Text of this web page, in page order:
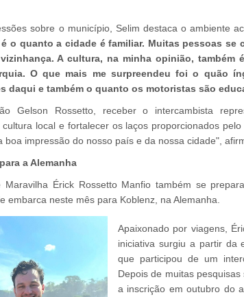
sobre o município, Selim destaca o ambiente
o quanto a cidade é familiar. Muitas pessoas se
A cultura, na minha opinião, também
O que mais me surpreendeu foi o quão
daqui e também o quanto os motoristas são
Gelson Rossetto, receber o intercambista
local e fortalecer os laços proporcionados
boa impressão do nosso país e da nossa cidade",
a Alemanha
Maravilha Érick Rossetto Manfio também se
embarca neste mês para Koblenz, na Alemanha.
Apaixonado por viagens,
iniciativa surgiu a partir da
que participou de um
Depois de muitas
a inscrição em outubro do